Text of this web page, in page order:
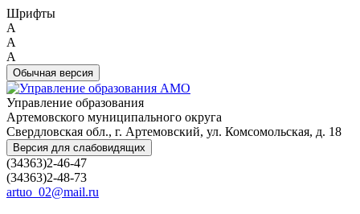
Шрифты
A
A
A
Обычная версия
Управление образования
Артемовского муниципального округа
Свердловская обл., г. Артемовский, ул. Комсомольская, д. 18
Версия для слабовидящих
(34363)2-46-47
(34363)2-48-73
artuo_02@mail.ru